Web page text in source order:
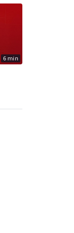
6 min